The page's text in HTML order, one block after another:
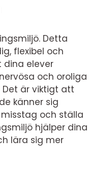
Detta
flexibel och
dina elever
och oroliga
Det är viktigt att
känner sig
och ställa
hjälper dina
lära sig mer